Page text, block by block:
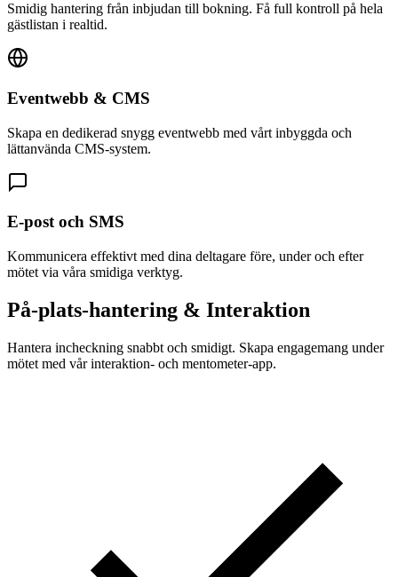
Smidig hantering från inbjudan till bokning. Få full kontroll på hela
gästlistan i realtid.
Eventwebb & CMS
Skapa en dedikerad snygg eventwebb med vårt inbyggda och
lättanvända CMS-system.
E-post och SMS
Kommunicera effektivt med dina deltagare före, under och efter
mötet via våra smidiga verktyg.
På-plats-hantering & Interaktion
Hantera incheckning snabbt och smidigt. Skapa engagemang under
mötet med vår interaktion- och mentometer-app.